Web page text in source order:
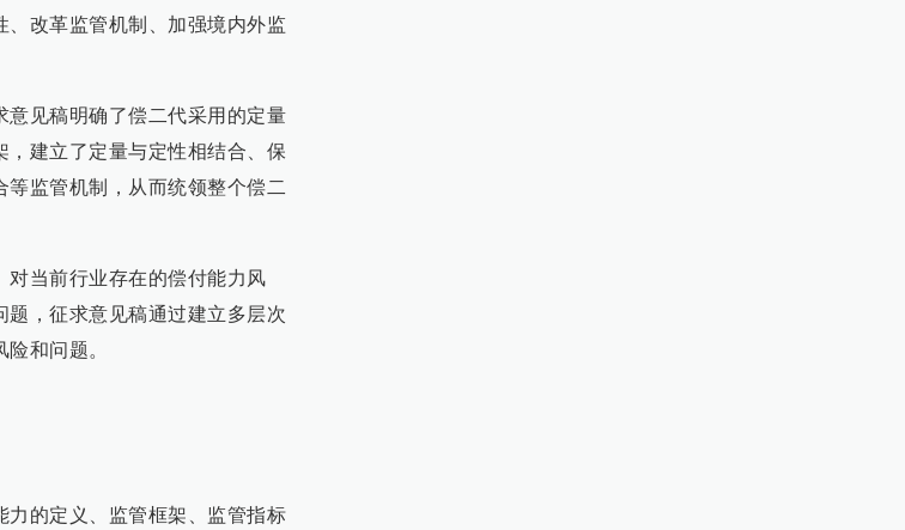
改革监管机制、加强境内外监
意见稿明确了偿二代采用的定量
建立了定量与定性相结合、保
监管机制，从而统领整个偿二
对当前行业存在的偿付能力风
题，征求意见稿通过建立多层次
和问题。
力的定义、监管框架、监管指标